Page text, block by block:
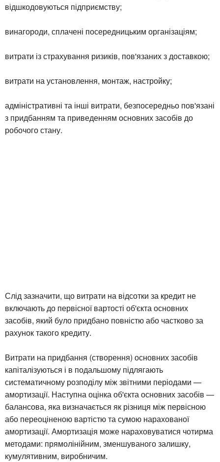
відшкодовуються підприємству;
винагороди, сплачені посередницьким організаціям;
витрати із страхування ризиків, пов'язаних з доставкою;
витрати на установлення, монтаж, настройку;
адміністративні та інші витрати, безпосередньо пов'язані
з придбанням та приведенням основних засобів до
робочого стану.
Слід зазначити, що витрати на відсотки за кредит не
включають до первісної вартості об'єкта основних
засобів, який було придбано повністю або частково за
рахунок такого кредиту.
Витрати на придбання (створення) основних засобів
капіталізуються і в подальшому підлягають
систематичному розподілу між звітними періодами —
амортизації. Наступна оцінка об'єкта основних засобів —
балансова, яка визначається як різниця між первісною
або переоціненою вартістю та сумою нарахованої
амортизації. Амортизація може нараховуватися чотирма
методами: прямолінійним, зменшуваного залишку,
кумулятивним, виробничим.